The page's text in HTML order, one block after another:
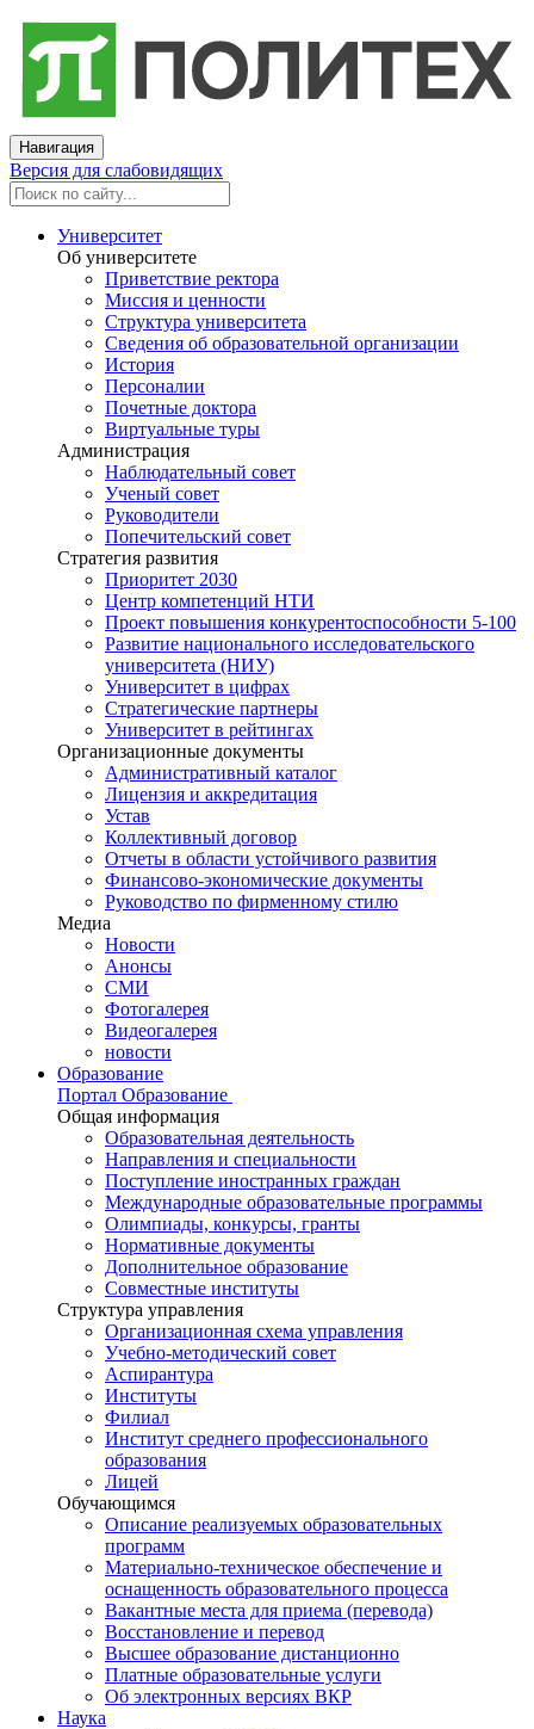
Навигация
Версия для слабовидящих
Университет
Об университете
Приветствие ректора
Миссия и ценности
Структура университета
Сведения об образовательной организации
История
Персоналии
Почетные доктора
Виртуальные туры
Администрация
Наблюдательный совет
Ученый совет
Руководители
Попечительский совет
Стратегия развития
Приоритет 2030
Центр компетенций НТИ
Проект повышения конкурентоспособности 5-100
Развитие национального исследовательского
университета (НИУ)
Университет в цифрах
Стратегические партнеры
Университет в рейтингах
Организационные документы
Административный каталог
Лицензия и аккредитация
Устав
Коллективный договор
Отчеты в области устойчивого развития
Финансово-экономические документы
Руководство по фирменному стилю
Медиа
Новости
Анонсы
СМИ
Фотогалерея
Видеогалерея
новости
Образование
Портал Образование
Общая информация
Образовательная деятельность
Направления и специальности
Поступление иностранных граждан
Международные образовательные программы
Олимпиады, конкурсы, гранты
Нормативные документы
Дополнительное образование
Совместные институты
Структура управления
Организационная схема управления
Учебно-методический совет
Аспирантура
Институты
Филиал
Институт среднего профессионального
образования
Лицей
Обучающимся
Описание реализуемых образовательных
программ
Материально-техническое обеспечение и
оснащенность образовательного процесса
Вакантные места для приема (перевода)
Восстановление и перевод
Высшее образование дистанционно
Платные образовательные услуги
Об электронных версиях ВКР
Наука